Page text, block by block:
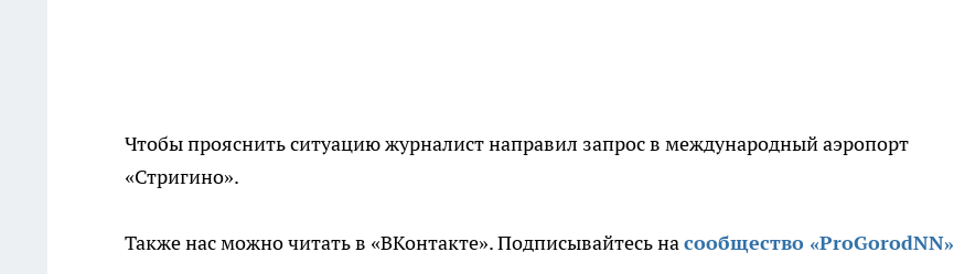
Чтобы прояснить ситуацию журналист направил запрос в международный аэропорт
«Стригино».
Также нас можно читать в «ВКонтакте». Подписывайтесь насообщество «ProGorodNN»